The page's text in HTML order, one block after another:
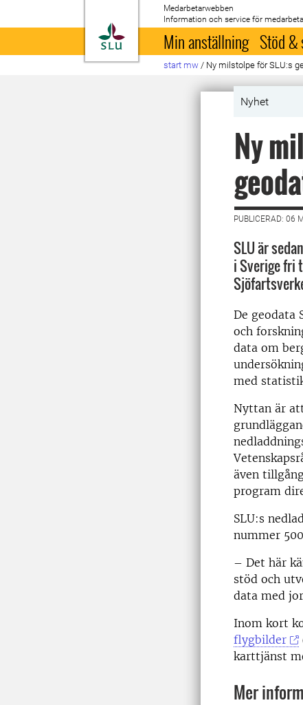
Till startsida
Medarbetarwebben
Information och service för
Min anställning Stöd &
start mw / Ny milstolpe för SLU:s
Nyhet
Ny
PUBLICERAD: 06
SLU är
i Sverige fri
De geodata
och
data om
med
Nyttan är
även
program
SLU:s
nummer
– Det här
stöd och
data med
Inom kort
flygbilder
karttjänst
Mer